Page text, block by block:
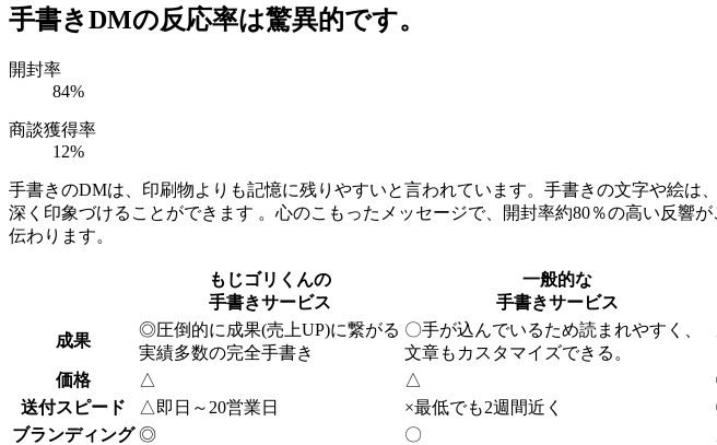
手書きDMの反応率は驚異的です。
開封率
84%
商談獲得率
12%
手書きのDMは、印刷物よりも記憶に残りやすいと言われています。手書きの文字や絵
深く印象づけることができます 。心のこもったメッセージで、開封率約80％の高い反響
伝わります。
もじゴリくんの
手書きサービス
一般的な
手書きサービス
成果
◎圧倒的に成果(売上UP)に繋がる
実績多数の完全手書き
〇手が込んでいるため読まれやすく、
文章もカスタマイズできる。
価格
△ △
送付スピード
△ 即日～20営業日 ×最低でも2週間近く
ブランディング ◎ 〇